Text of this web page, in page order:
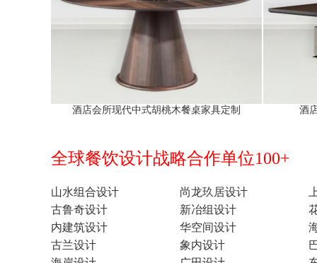
酒店会所现代中式胡桃木餐桌家具定制 酒
全球餐饮设计战略合作单位100+
山水组合设计 尚龙玖居设计
古鲁奇设计
新冶组设计
内建筑设计
华空间设计
古兰设计
象内设计